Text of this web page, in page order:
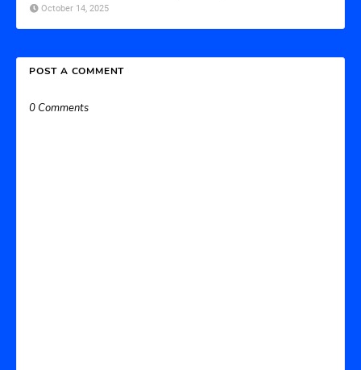
October 14, 2025
POST A COMMENT
0 Comments